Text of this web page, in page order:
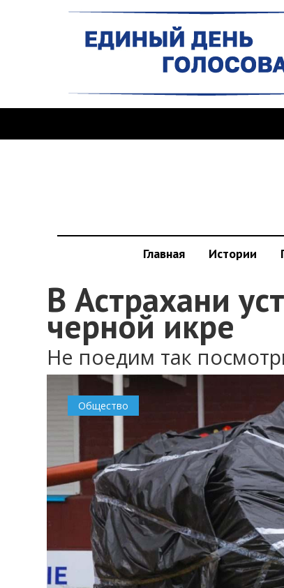
Главная Истории
В Астрахани
черной икре
Не поедим так
Общество